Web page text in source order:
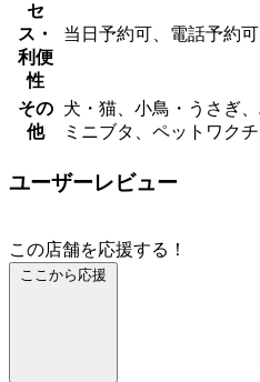
セ
ス・
利便
性
当日予約可、電話予約可
その
他
犬・猫、小鳥・うさぎ
ミニブタ、ペットワク
ユーザーレビュー
この店舗を応援する！
ここから応援